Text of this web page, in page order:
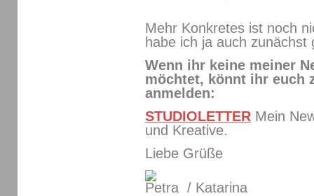
Mehr Konkretes ist noch
habe ich ja auch
Wenn ihr keine meiner
möchtet, könnt ihr euch
anmelden:
STUDIOLETTER Mein
und Kreative.
Liebe Grüße
/ Katarina